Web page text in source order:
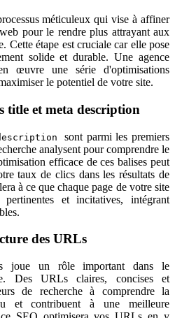
méticuleux qui vise à affiner
pour le rendre plus attrayant aux
Cette étape est cruciale car elle pose
solide et durable. Une agence
œuvre une série d'optimisations
le potentiel de votre site.
title et meta description
sont parmi les premiers
analysent pour comprendre le
efficace de ces balises peut
taux de clics dans les résultats de
à ce que chaque page de votre site
et incitatives, intégrant
des URLs
joue un rôle important dans le
Des URLs claires, concises et
de recherche à comprendre la
et contribuent à une meilleure